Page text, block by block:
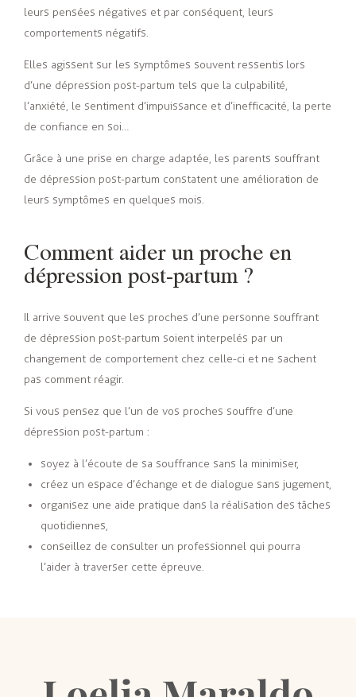
leurs pensées négatives et par conséquent, leurs
comportements négatifs.
Elles agissent sur les symptômes souvent ressentis lors
d’une dépression post-partum tels que la culpabilité,
l’anxiété, le sentiment d’impuissance et d’inefficacité, la perte
de confiance en soi…
Grâce à une prise en charge adaptée, les parents souffrant
de dépression post-partum constatent une amélioration de
leurs symptômes en quelques mois.
Comment aider un proche en
dépression post-partum ?
Il arrive souvent que les proches d’une personne souffrant
de dépression post-partum soient interpelés par un
changement de comportement chez celle-ci et ne sachent
pas comment réagir.
Si vous pensez que l’un de vos proches souffre d’une
dépression post-partum :
soyez à l’écoute de sa souffrance sans la minimiser,
créez un espace d’échange et de dialogue sans jugement,
organisez une aide pratique dans la réalisation des tâches
quotidiennes,
conseillez de consulter un professionnel qui pourra
l’aider à traverser cette épreuve.